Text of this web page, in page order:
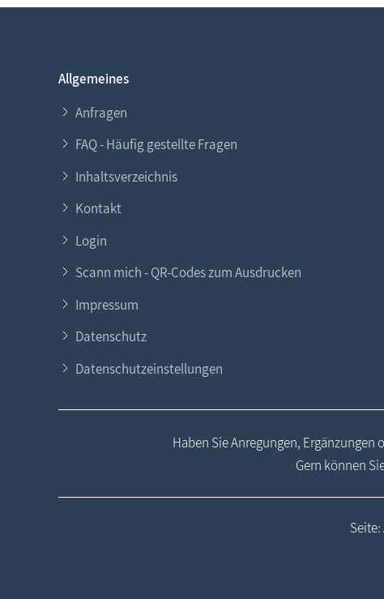
Allgemeines
Anfragen
FAQ - Häufig gestellte Fragen
Inhaltsverzeichnis
Kontakt
Login
Scann mich - QR-Codes zum Ausdrucken
Impressum
Datenschutz
Datenschutzeinstellungen
Haben Sie Anregungen,
Gern können